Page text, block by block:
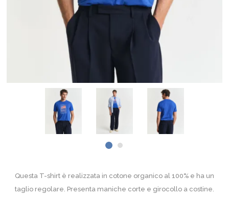
Questa T-shirt è realizzata in cotone organico al 100% e ha un
taglio regolare. Presenta maniche corte e girocollo a costine.